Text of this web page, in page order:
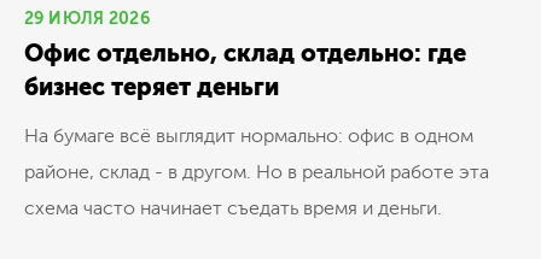
29 ИЮЛЯ 2026
Офис отдельно, склад отдельно: где
бизнес теряет деньги
На бумаге всё выглядит нормально: офис в одном
районе, склад - в другом. Но в реальной работе эта
схема часто начинает съедать время и деньги.